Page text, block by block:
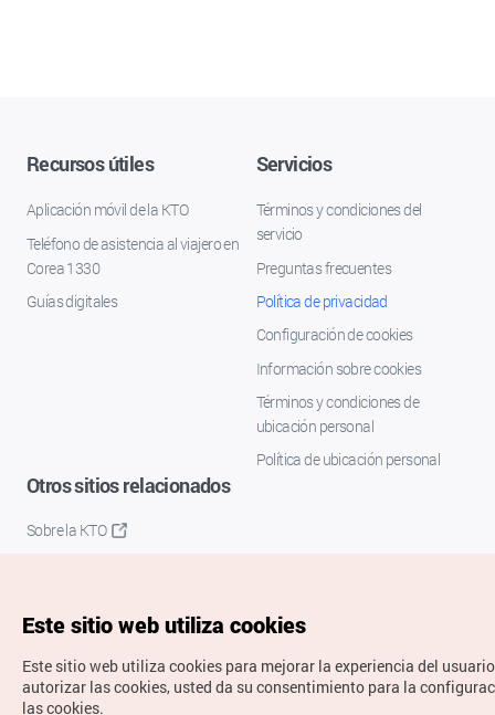
Recursos útiles
Aplicación móvil de la KTO
Teléfono de asistencia al viajero en
Corea 1330
Guías digitales
Servicios
Términos y condiciones del
servicio
Preguntas frecuentes
Política de privacidad
Configuración de cookies
Información sobre cookies
Términos y condiciones de
ubicación personal
Política de ubicación personal
Otros sitios relacionados
Sobre la KTO
Este sitio web utiliza cookies
Este sitio web utiliza cookies para mejorar la experiencia del
autorizar las cookies, usted da su consentimiento para la
las cookies.